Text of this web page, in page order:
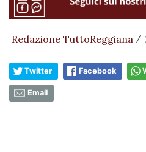
Redazione TuttoReggiana /
Twitter Facebook
Email